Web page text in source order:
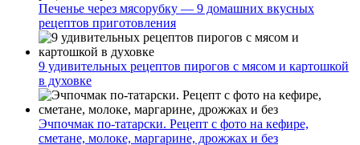
Печенье через мясорубку — 9 домашних вкусных
рецептов приготовления
9 удивительных рецептов пирогов с мясом и картошкой
в духовке
Эчпочмак по-татарски. Рецепт с фото на кефире,
сметане, молоке, маргарине, дрожжах и без